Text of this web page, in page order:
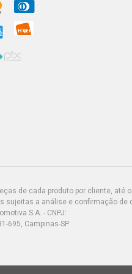
SANTANA GL I SEDAN 2.0 8V AP
GLS SEDAN 2.0 8V AP
de cada produto por cliente, até
sujeitas a análise e confirmação de
S.A. - CNPJ:
695, Campinas-SP